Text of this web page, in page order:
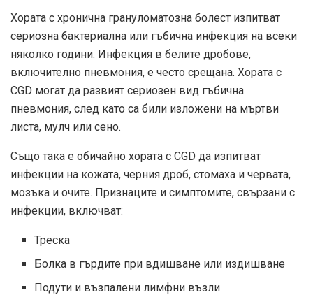
Хората с хронична грануломатозна болест изпитват
сериозна бактериална или гъбична инфекция на всеки
няколко години. Инфекция в белите дробове,
включително пневмония, е често срещана. Хората с
CGD могат да развият сериозен вид гъбична
пневмония, след като са били изложени на мъртви
листа, мулч или сено.
Също така е обичайно хората с CGD да изпитват
инфекции на кожата, черния дроб, стомаха и червата,
мозъка и очите. Признаците и симптомите, свързани с
инфекции, включват:
Треска
Болка в гърдите при вдишване или издишване
Подути и възпалени лимфни възли